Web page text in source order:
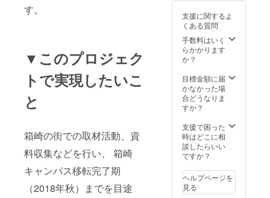
す。
▼このプロジェク
トで実現したいこ
と
箱崎の街での取材活動、資
料収集などを行い、 箱崎
キャンパス移転完了期
（2018年秋）までを目途
支援に関するよ
くある質問
手数料はいく
らかかります
か？
目標金額に届
かなかった場
合どうなりま
すか？
支援で困った
時はどこに相
談したらいい
ですか？
ヘルプページを
見る